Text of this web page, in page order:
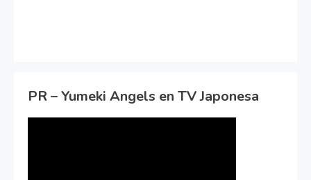
PR – Yumeki Angels en TV Japonesa